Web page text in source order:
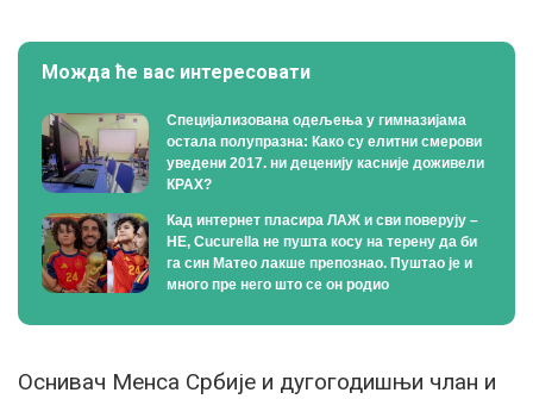
Можда ће вас интересовати
Специјализована одељења у гимназијама
остала полупразна: Како су елитни смерови
уведени 2017. ни деценију касније доживели
КРАХ?
Кад интернет пласира ЛАЖ и сви поверују –
НЕ, Cucurella не пушта косу на терену да би
га син Матео лакше препознао. Пуштао је и
много пре него што се он родио
Оснивач Менса Србије и дугогодишњи члан и